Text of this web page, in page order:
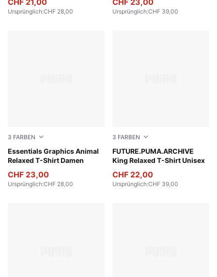
CHF 21,00
Ursprünglich:CHF 28,00
CHF 23,00
Ursprünglich:CHF 39,00
3 FARBEN
Essentials Graphics Animal
Relaxed T-Shirt Damen
Puma Black
CHF 23,00
Ursprünglich:CHF 28,00
3 FARBEN
FUTURE.PUMA.ARCHIVE
King Relaxed T-Shirt Unisex
Puma White
CHF 22,00
Ursprünglich:CHF 39,00